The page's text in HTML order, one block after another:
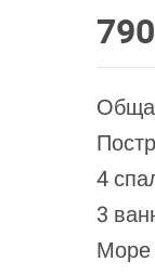
4
3
Море